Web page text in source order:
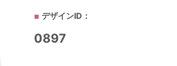
デザインID：
0897